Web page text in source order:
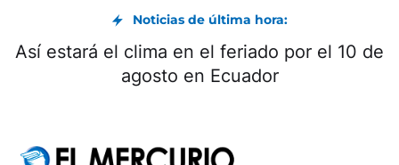
Noticias de última hora:
Así estará el clima en el feriado por el 10 de
agosto en Ecuador